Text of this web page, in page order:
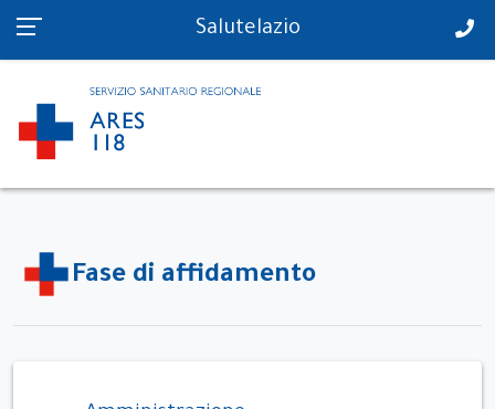
PS in tempo reale Salutelazio
Fase di affidamento